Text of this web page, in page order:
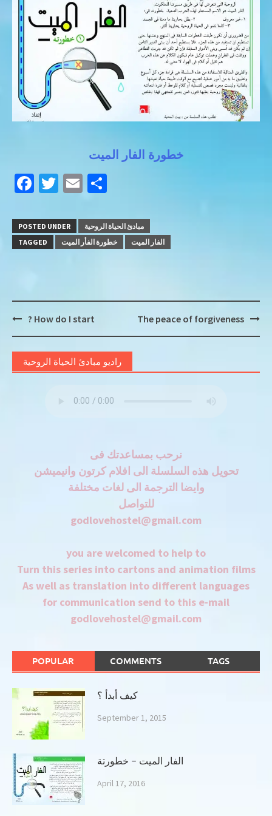
خطورة الفار الميت
Facebook
Twitter
Email
POSTED UNDER
مبادئ الحياة الروحية
TAGGED
الفار الميت خطورة الفأر الميت
Post? How do I start The peace of forgiveness
راديو مبادئ الحياة الروحية
نرحب بمساعدتك فى
تحويل هذه السلسلة الى افلام كرتون وانيميشن
وايضا الترجمة الى لغات مختلفة
للتواصل
godlovehostel@gmail.com
you are welcomed to help to
Turn this series into cartons and animation films
As well as translation into different languages
for communication send to this e-mail
godlovehostel@gmail.com
POPULAR COMMENTS TAGS
كيف أبدأ ؟
September 1, 2015
الفار الميت – خطورتة
April 17, 2016